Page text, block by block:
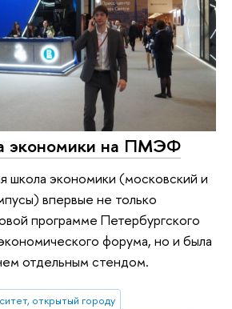
экономики на ПМЭФ
школа экономики (московский и
впервые не только
программе Петербургского
форума, но и была
отдельным стендом.
открытый городу